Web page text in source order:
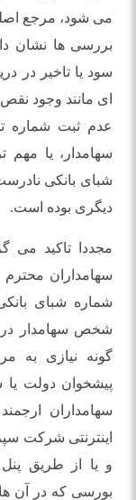
می شود، مرجع
بررسی ها نشان
سود یا تاخیر در
ای مانند وجود
عدم ثبت شماره
سهامدار، یا مهم
شبای بانکی
دیگری بوده است.
مجددا تاکید می
سهامداران
شخص سهامدار در
گونه نیازی به
پیشخوان دولت یا
سهامداران
و یا از طریق
بورسی که در آن